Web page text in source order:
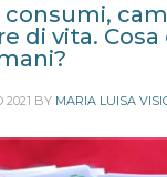
di vita. Cosa
2021 BY MARIA LUISA